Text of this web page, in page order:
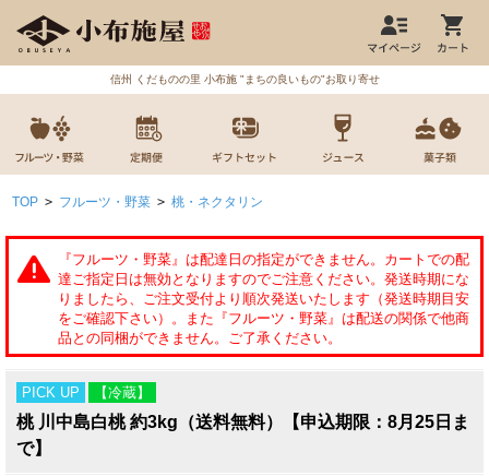
信州 くだものの里 小布施 "まちの良いもの"お取り寄せ
TOP > フルーツ・野菜 > 桃・ネクタリン
PICK UP 【冷蔵】
桃 川中島白桃 約3kg（送料無料）【申込期限：8月25日ま
で】